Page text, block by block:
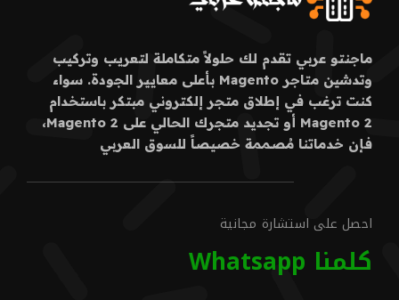
ماجنتو عربي تقدم لك حلولاً متكاملة لتعريب وتركيب
وتدشين متاجر Magento بأعلى معايير الجودة. سواء
كنت ترغب في إطلاق متجر إلكتروني مبتكر باستخدام
Magento 2 أو تجديد متجرك الحالي على Magento 2،
فإن خدماتنا مُصممة خصيصاً للسوق العربي
احصل على استشارة مجانية
كلمنا Whatsapp